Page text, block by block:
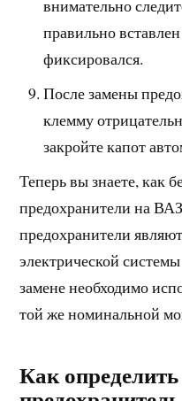
внимательно
правильно
фиксировался.
После замены
клемму
закройте капот
Теперь вы знаете, как
предохранители на
предохранители
электрической
замене необходимо
той же номинальной
Как